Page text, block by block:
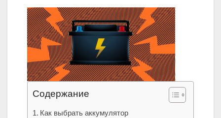
Содержание
Как выбрать аккумулятор